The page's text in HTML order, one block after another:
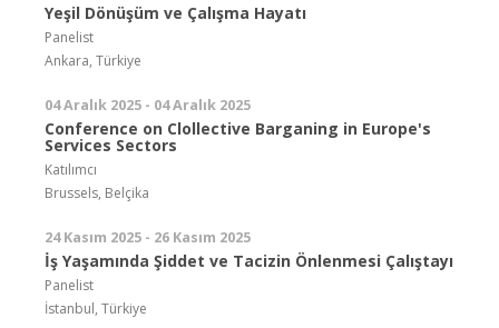
Yeşil Dönüşüm ve Çalışma Hayatı
Panelist
Ankara, Türkiye
04 Aralık 2025 - 04 Aralık 2025
Conference on Clollective Barganing in Europe's
Services Sectors
Katılımcı
Brussels, Belçika
24 Kasım 2025 - 26 Kasım 2025
İş Yaşamında Şiddet ve Tacizin Önlenmesi Çalıştayı
Panelist
İstanbul, Türkiye